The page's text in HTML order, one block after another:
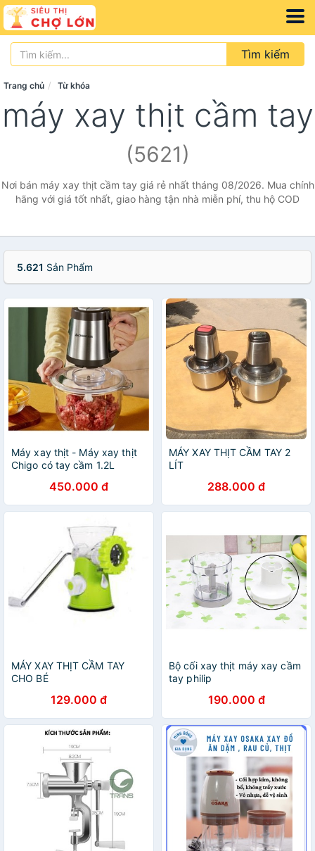
Tìm kiếm
Trang chủ Từ khóa
máy xay thịt cầm tay
(5621)
Nơi bán máy xay thịt cầm tay giá rẻ nhất tháng 08/2026. Mua chính
hãng với giá tốt nhất, giao hàng tận nhà miễn phí, thu hộ COD
5.621 Sản Phẩm
Máy xay thịt - Máy xay thịt
Chigo có tay cầm 1.2L
450.000 đ
MÁY XAY THỊT CẦM TAY 2
LÍT
288.000 đ
MÁY XAY THỊT CẦM TAY
CHO BÉ
129.000 đ
Bộ cối xay thịt máy xay cầm
tay philip
190.000 đ